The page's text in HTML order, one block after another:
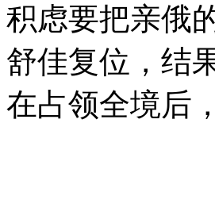
积虑要把亲俄
舒佳复位，
在占领全境后